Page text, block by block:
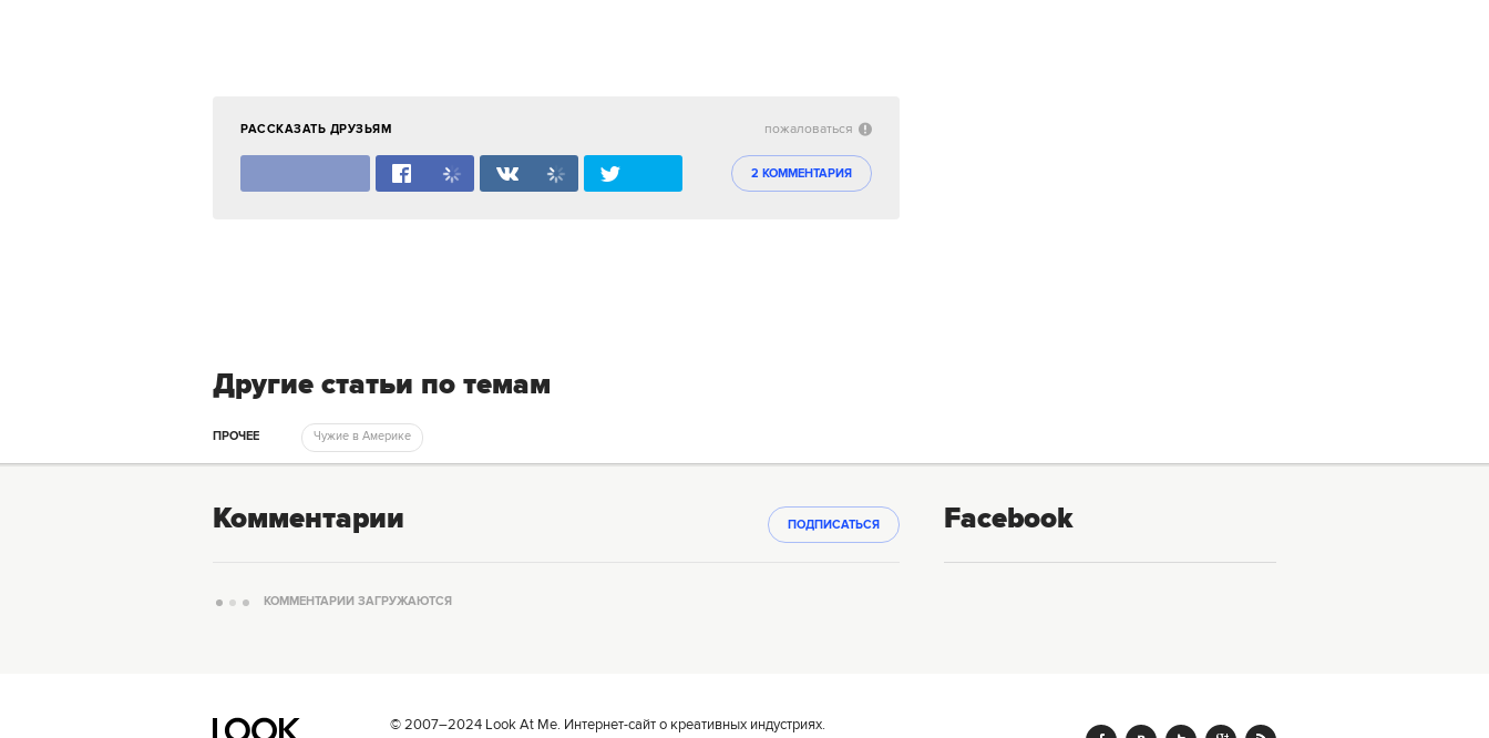
РАССКАЗАТЬ ДРУЗЬЯМ
2 КОММЕНТАРИЯ
пожаловаться
Другие статьи по темам
ПРОЧЕЕ Чужие в Америке
Комментарии ПОДПИСАТЬСЯ
КОММЕНТАРИИ ЗАГРУЖАЮТСЯ
Facebook
© 2007–2024 Look At Me. Интернет-сайт о креативных индустриях.